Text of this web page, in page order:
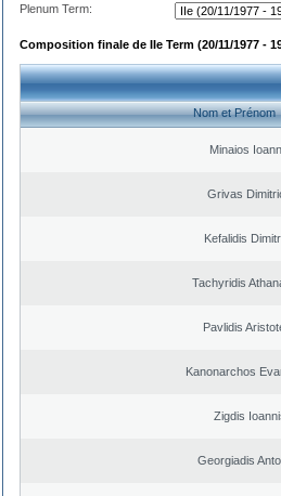
Plenum Term:
Composition finale de IIe Term (20/11/1977 -
Nom et Prénom
Minaios
Grivas
Kefalidis
Tachyridis
Pavlidis
Kanonarchos
Zigdis
Georgiadis